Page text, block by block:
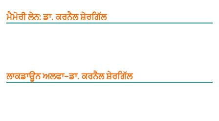
ਮੈਮੋਰੀ ਲੇਨ: ਡਾ. ਕਰਨੈਲ ਸ਼ੇਰਗਿੱਲ
ਲਾਕਡਾਊਨ ਅਲਫਾ–ਡਾ. ਕਰਨੈਲ ਸ਼ੇਰਗਿੱਲ